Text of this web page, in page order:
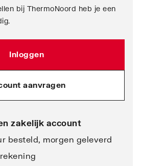
bij ThermoNoord heb je een
Inloggen
aanvragen
zakelijk account
besteld, morgen geleverd